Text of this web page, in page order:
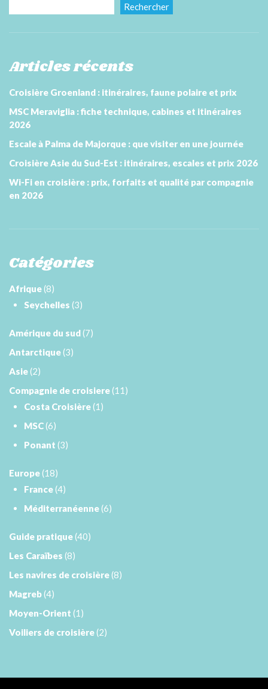
Rechercher
Articles récents
Croisière Groenland : itinéraires, faune polaire et prix
MSC Meraviglia : fiche technique, cabines et itinéraires
2026
Escale à Palma de Majorque : que visiter en une journée
Croisière Asie du Sud-Est : itinéraires, escales et prix 2026
Wi-Fi en croisière : prix, forfaits et qualité par compagnie
en 2026
Catégories
Afrique(8)
Seychelles (3)
Amérique du sud(7)
Antarctique(3)
Asie(2)
Compagnie de croisiere(11)
Costa Croisière(1)
MSC(6)
Ponant (3)
Europe(18)
France(4)
Méditerranéenne(6)
Guide pratique(40)
Les Caraïbes (8)
Les navires de croisière(8)
Magreb(4)
Moyen-Orient (1)
Voiliers de croisière(2)